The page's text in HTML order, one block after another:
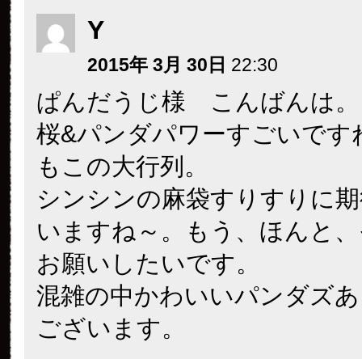
Y
2015年 3月 30日 22:30
ぱんだうじ様 こんばんは。
桜&パンダパワーすごいです
もこの大行列。
シンシンの麻袋すりすりに
いますね～。もう、ほんと
お願いしたいです。
混雑の中かわいいパンダズ
ございます。